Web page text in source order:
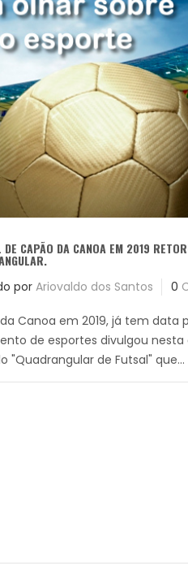
DE CAPÃO DA CANOA EM 2019
porAriovaldo dos Santos 0
Canoa em 2019, já tem data
de esportes divulgou
"Quadrangular de Futsal" que...